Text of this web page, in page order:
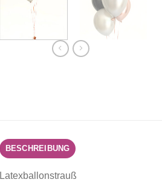
BESCHREIBUNG
Latexballonstrauß